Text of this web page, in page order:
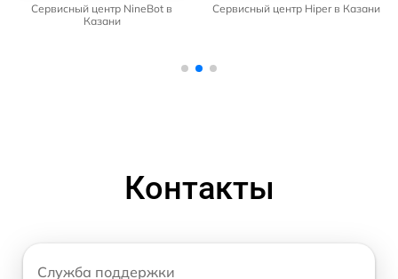
Сервисный центр NineBot в
Казани
Сервисный центр Hiper в Казани
Контакты
Служба поддержки